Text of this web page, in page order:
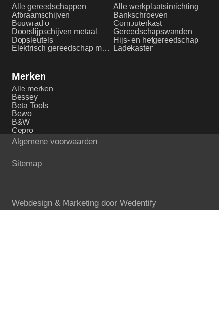
Alle gereedschappen
Afbraamschijven
Bouwradio
Doorslijpschijven metaal
Dopsleutels
Elektrisch gereedschap metaalbewerking
Alle werkplaatsinrichting
Bankschroeven
Computerkast
Gereedschapswanden
Hijs- en hefgereedschap
Ladekasten
Merken
Alle merken
Bessey
Beta Tools
Bewo
B&W
Cepro
Algemene voorwaarden
Sitemap
Webdesign & Marketing door Wedentify